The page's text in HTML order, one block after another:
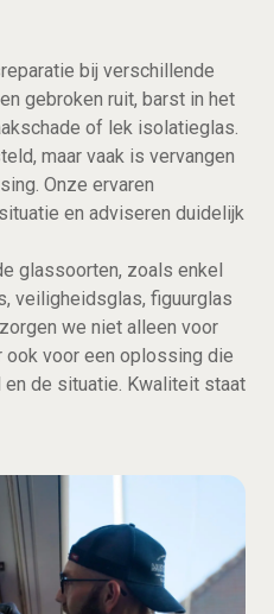
bij verschillende
gebroken ruit, barst in het
of lek isolatieglas.
maar vaak is vervangen
Onze ervaren
en adviseren duidelijk
glassoorten, zoals enkel
veiligheidsglas, figuurglas
we niet alleen voor
ook voor een oplossing die
de situatie. Kwaliteit staat